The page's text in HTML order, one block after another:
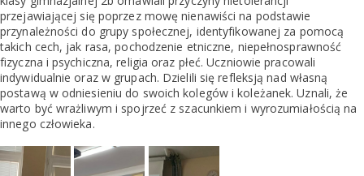
przejawiającej się poprzez mowę nienawiści na podstawie
przynależności do grupy społecznej, identyfikowanej za pomocą
takich cech, jak rasa, pochodzenie etniczne, niepełnosprawność
fizyczna i psychiczna, religia oraz płeć. Uczniowie pracowali
indywidualnie oraz w grupach. Dzielili się refleksją nad własną
postawą w odniesieniu do swoich kolegów i koleżanek. Uznali, że
warto być wrażliwym i spojrzeć z szacunkiem i wyrozumiałością na
innego człowieka.